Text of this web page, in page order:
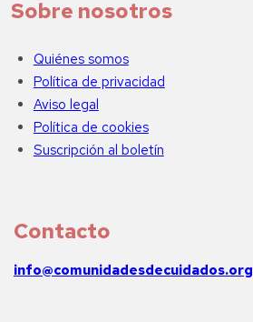
Sobre nosotros
Quiénes somos
Política de privacidad
Aviso legal
Política de cookies
Suscripción al boletín
Contacto
info@comunidadesdecuidados.org